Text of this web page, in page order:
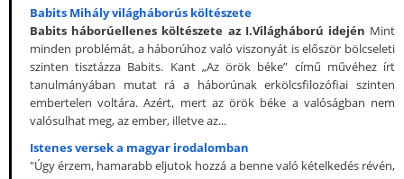
Babits Mihály világháborús költészete
Babits háborúellenes költészete az I.Világháború idején Mint
minden problémát, a háborúhoz való viszonyát is először bölcseleti
szinten tisztázza Babits. Kant „Az örök béke” című művéhez írt
tanulmányában mutat rá a háborúnak erkölcsfilozófiai szinten
embertelen voltára. Azért, mert az örök béke a valóságban nem
valósulhat meg, az ember, illetve az...
Istenes versek a magyar irodalomban
"Úgy érzem, hamarabb eljutok hozzá a benne való kételkedés révén,